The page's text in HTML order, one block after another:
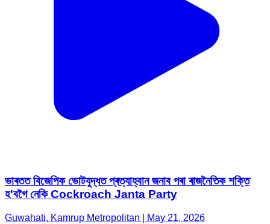
ভাৰতত বিজেপিক ভোটযুদ্ধত প্ৰত্যাহ্বান জনাব পৰা ৰাজনৈতিক শক্তি
হ'বগৈ নেকি Cockroach Janta Party
Guwahati, Kamrup Metropolitan | May 21, 2026